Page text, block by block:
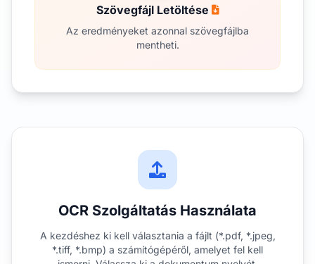
Szövegfájl Letöltése
Az eredményeket azonnal szövegfájlba
mentheti.
OCR Szolgáltatás Használata
A kezdéshez ki kell választania a fájlt (*.pdf, *.jpeg,
*.tiff, *.bmp) a számítógépéről, amelyet fel kell